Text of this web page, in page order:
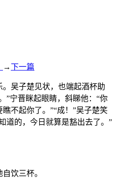
→下一篇
吴子楚见状，也端起酒杯助
”宁晋眯起眼睛，斜睇他：“你
不起你了。”“成！”吴子楚笑
道的，今日就算是豁出去了。”
饮三杯。